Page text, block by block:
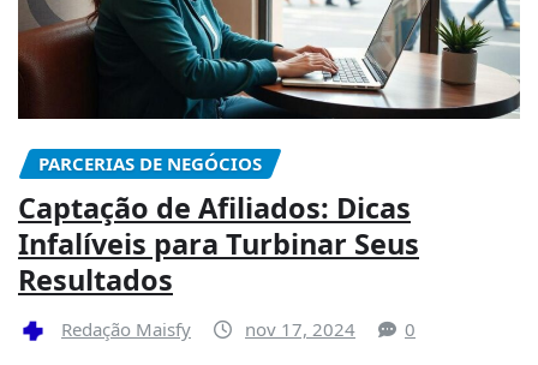
PARCERIAS DE NEGÓCIOS
Captação de Afiliados: Dicas
Infalíveis para Turbinar Seus
Resultados
Redação Maisfy nov 17, 2024 0